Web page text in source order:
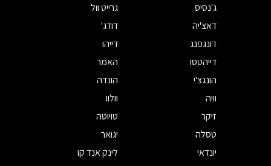
ג'נסיס
גרייט וול
דאצ'יה
דודג'
דונגפנג
דייהו
דייהטסו
האמר
הונגצ'י
הונדה
וויה
וולוו
זיקר
טויוטה
טסלה
יגואר
יונדאי
לינק אנד קו